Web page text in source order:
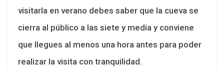
visitarla en verano debes saber que la cueva se
cierra al público a las siete y media y conviene
que llegues al menos una hora antes para poder
realizar la visita con tranquilidad.